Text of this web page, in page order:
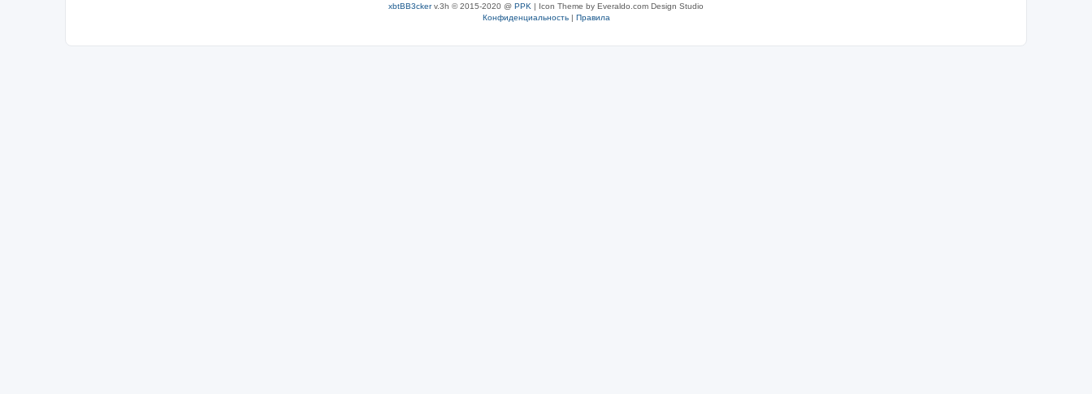
xbtBB3ckerv.3h © 2015-2020 @ PPK | Icon Theme by Everaldo.com Design Studio
Конфиденциальность| Правила